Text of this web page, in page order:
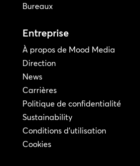
Bureaux
Entreprise
À propos de Mood Media
Direction
News
Carrières
Politique de confidentialité
Sustainability
Conditions d'utilisation
Cookies